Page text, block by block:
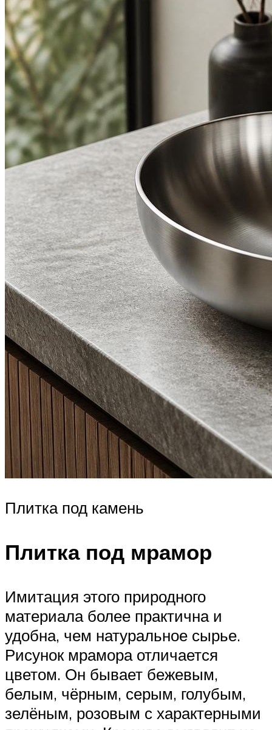
Плитка под камень
Плитка под мрамор
Имитация этого природного
материала более практична и
удобна, чем натуральное сырье.
Рисунок мрамора отличается
цветом. Он бывает бежевым,
белым, чёрным, серым, голубым,
зелёным, розовым с характерными